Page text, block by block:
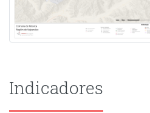
Indicadores